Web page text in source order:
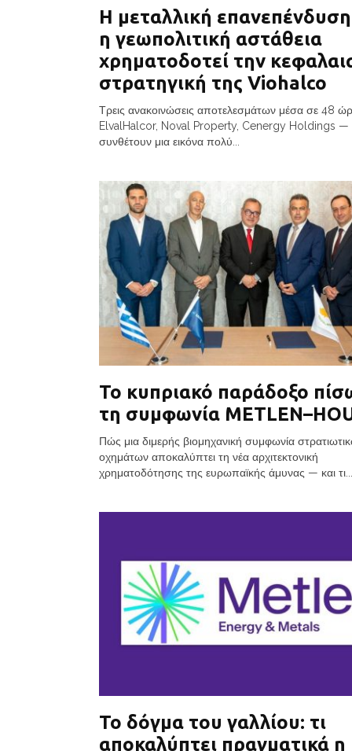
Η μεταλλική
η γεωπολιτική αστάθεια
χρηματοδοτεί την
στρατηγική της Viohalco
Τρεις ανακοινώσεις αποτελεσμάτων μέσα σε 48
ElvalHalcor, Noval Property, Cenergy Holdings —
συνθέτουν μια εικόνα πολύ...
Το κυπριακό παράδοξο
τη συμφωνία
Πώς μια διμερής βιομηχανική συμφωνία
οχημάτων αποκαλύπτει τη νέα αρχιτεκτονική
χρηματοδότησης της ευρωπαϊκής άμυνας — και τι...
Το δόγμα του γαλλίου: τι
αποκαλύπτει πραγματικά η